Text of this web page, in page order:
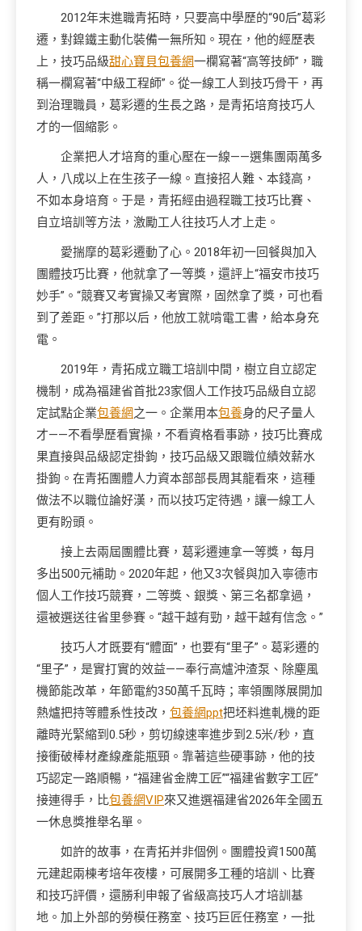
2012年末進職青拓時，只要高中學歷的“90后”葛彩
遷，對鎳鐵主動化裝備一無所知。現在，他的經歷表
上，技巧品級甜心寶貝包養網一欄寫著“高等技師”，職
稱一欄寫著“中級工程師”。從一線工人到技巧骨干，再
到治理職員，葛彩遷的生長之路，是青拓培育技巧人
才的一個縮影。
企業把人才培育的重心壓在一線——選集團兩萬多
人，八成以上在生孩子一線。直接招人難、本錢高，
不如本身培育。于是，青拓經由過程職工技巧比賽、
自立培訓等方法，激勵工人往技巧人才上走。
愛揣摩的葛彩遷動了心。2018年初一回餐與加入
團體技巧比賽，他就拿了一等獎，還評上“福安市技巧
妙手”。“競賽又考實操又考實際，固然拿了獎，可也看
到了差距。”打那以后，他放工就啃電工書，給本身充
電。
2019年，青拓成立職工培訓中間，樹立自立認定
機制，成為福建省首批23家個人工作技巧品級自立認
定試點企業包養網之一。企業用本包養身的尺子量人
才——不看學歷看實操，不看資格看事跡，技巧比賽成
果直接與品級認定掛鉤，技巧品級又跟職位績效薪水
掛鉤。在青拓團體人力資本部部長周其龍看來，這種
做法不以職位論好漢，而以技巧定待遇，讓一線工人
更有盼頭。
接上去兩屆團體比賽，葛彩遷連拿一等獎，每月
多出500元補助。2020年起，他又3次餐與加入寧德市
個人工作技巧競賽，二等獎、銀獎、第三名都拿過，
還被選送往省里參賽。“越干越有勁，越干越有信念。”
技巧人才既要有“體面”，也要有“里子”。葛彩遷的
“里子”，是實打實的效益——奉行高爐沖渣泵、除塵風
機節能改革，年節電約350萬千瓦時；率領團隊展開加
熱爐把持等體系性技改， 包養網ppt把坯料進軋機的距
離時光緊縮到0.5秒，剪切線速率進步到2.5米/秒，直
接衝破棒材產線產能瓶頸。靠著這些硬事跡，他的技
巧認定一路順暢，“福建省金牌工匠”“福建省數字工匠”
接連得手，比包養網VIP來又進選福建省2026年全國五
一休息獎推舉名單。
如許的故事，在青拓并非個例。團體投資1500萬
元建起兩棟考培年夜樓，可展開多工種的培訓、比賽
和技巧評價，還勝利申報了省級高技巧人才培訓基
地。加上外部的勞模任務室、技巧巨匠任務室，一批